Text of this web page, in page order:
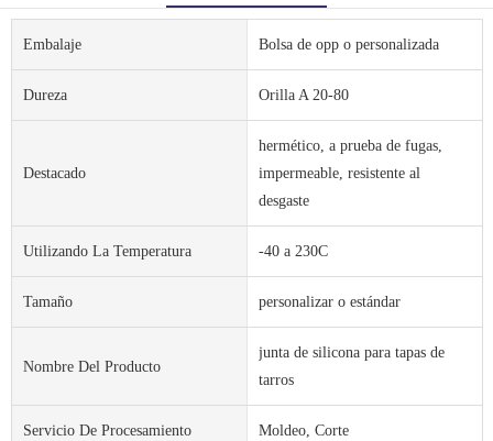
Embalaje Bolsa de opp o personalizada
Dureza Orilla A 20-80
Destacado
hermético, a prueba de fugas,
impermeable, resistente al
desgaste
Utilizando La Temperatura -40 a 230C
Tamaño personalizar o estándar
Nombre Del Producto
junta de silicona para tapas de
tarros
Servicio De Procesamiento Moldeo, Corte